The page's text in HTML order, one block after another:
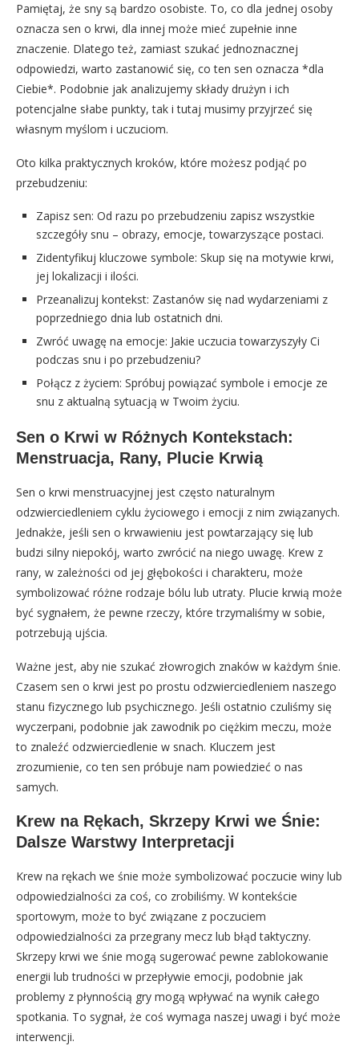
Pamiętaj, że sny są bardzo osobiste. To, co dla jednej osoby
oznacza sen o krwi, dla innej może mieć zupełnie inne
znaczenie. Dlatego też, zamiast szukać jednoznacznej
odpowiedzi, warto zastanowić się, co ten sen oznacza *dla
Ciebie*. Podobnie jak analizujemy składy drużyn i ich
potencjalne słabe punkty, tak i tutaj musimy przyjrzeć się
własnym myślom i uczuciom.
Oto kilka praktycznych kroków, które możesz podjąć po
przebudzeniu:
Zapisz sen: Od razu po przebudzeniu zapisz wszystkie
szczegóły snu – obrazy, emocje, towarzyszące postaci.
Zidentyfikuj kluczowe symbole: Skup się na motywie krwi,
jej lokalizacji i ilości.
Przeanalizuj kontekst: Zastanów się nad wydarzeniami z
poprzedniego dnia lub ostatnich dni.
Zwróć uwagę na emocje: Jakie uczucia towarzyszyły Ci
podczas snu i po przebudzeniu?
Połącz z życiem: Spróbuj powiązać symbole i emocje ze
snu z aktualną sytuacją w Twoim życiu.
Sen o Krwi w Różnych Kontekstach:
Menstruacja, Rany, Plucie Krwią
Sen o krwi menstruacyjnej jest często naturalnym
odzwierciedleniem cyklu życiowego i emocji z nim związanych.
Jednakże, jeśli sen o krwawieniu jest powtarzający się lub
budzi silny niepokój, warto zwrócić na niego uwagę. Krew z
rany, w zależności od jej głębokości i charakteru, może
symbolizować różne rodzaje bólu lub utraty. Plucie krwią może
być sygnałem, że pewne rzeczy, które trzymaliśmy w sobie,
potrzebują ujścia.
Ważne jest, aby nie szukać złowrogich znaków w każdym śnie.
Czasem sen o krwi jest po prostu odzwierciedleniem naszego
stanu fizycznego lub psychicznego. Jeśli ostatnio czuliśmy się
wyczerpani, podobnie jak zawodnik po ciężkim meczu, może
to znaleźć odzwierciedlenie w snach. Kluczem jest
zrozumienie, co ten sen próbuje nam powiedzieć o nas
samych.
Krew na Rękach, Skrzepy Krwi we Śnie:
Dalsze Warstwy Interpretacji
Krew na rękach we śnie może symbolizować poczucie winy lub
odpowiedzialności za coś, co zrobiliśmy. W kontekście
sportowym, może to być związane z poczuciem
odpowiedzialności za przegrany mecz lub błąd taktyczny.
Skrzepy krwi we śnie mogą sugerować pewne zablokowanie
energii lub trudności w przepływie emocji, podobnie jak
problemy z płynnością gry mogą wpływać na wynik całego
spotkania. To sygnał, że coś wymaga naszej uwagi i być może
interwencji.